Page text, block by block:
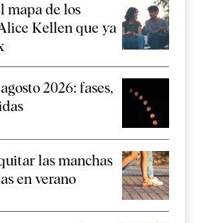
mapa de los
Kellen que ya
2026: fases,
las manchas
en verano